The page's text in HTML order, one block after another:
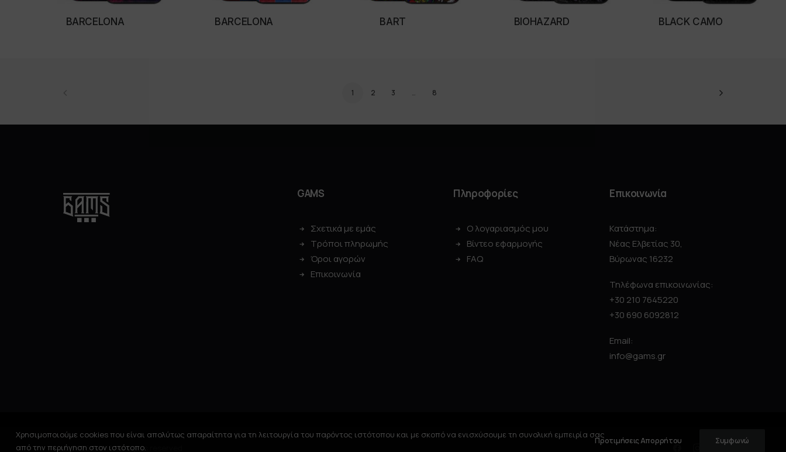
BARCELONA BARCELONA BART BIOHAZARD BLACK CAMO
1 2 3 … 8
GAMS
Σχετικά με εμάς
Τρόποι πληρωμής
Όροι αγορών
Επικοινωνία
Πληροφορίες
Ο λογαριασμός μου
Βίντεο εφαρμογής
FAQ
Επικοινωνία
Κατάστημα:
Νέας Ελβετίας 30,
Βύρωνας 16232
Τηλέφωνα επικοινωνίας:
+30 210 7645220
+30 690 6092812
Email:
info@gams.gr
© 2026 GAMS. All rights reserved
Χρησιμοποιούμε cookies που είναι απολύτως απαραίτητα για τη λειτουργία του παρόντος ιστότοπου και με σκοπό να ενισχύσουμε τη συνολική εμπειρία σας
από την περιήγηση στον ιστότοπο.
Προτιμήσεις Απορρήτου Συμφωνώ